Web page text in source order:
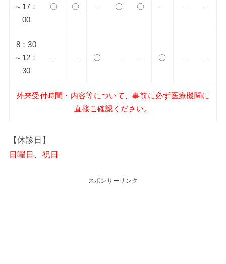
～17：
00
〇 〇 – 〇 〇 – – –
8：30
～12：
30
– – 〇 – – 〇 – –
外来受付時間・内容等について、事前に必ず医療機関に
直接ご確認ください。
【休診日】
日曜日、祝日
スポンサーリンク